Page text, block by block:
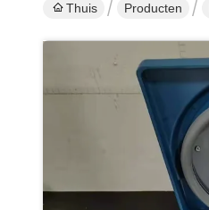
Thuis Producten